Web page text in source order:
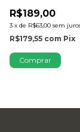
R$189,00
3 x de R$63,00 sem
R$179,55 com Pix
Comprar